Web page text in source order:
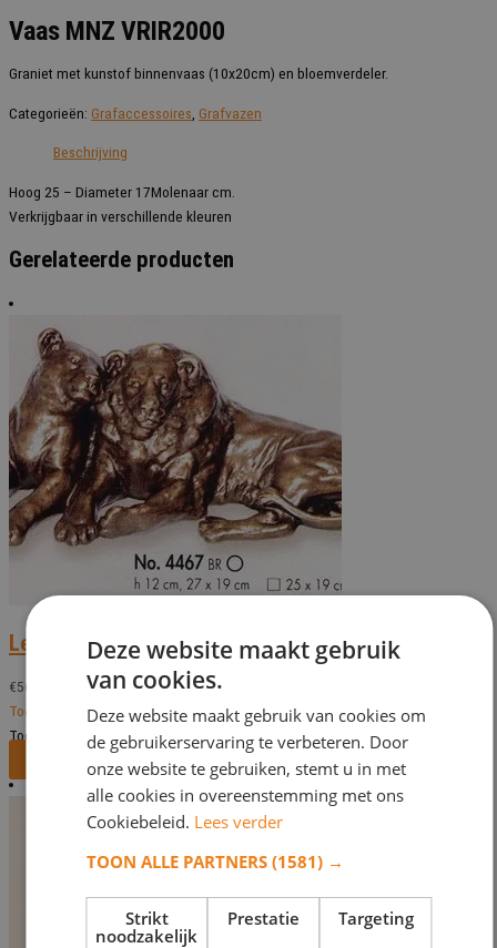
Vaas MNZ VRIR2000
Graniet met kunstof binnenvaas (10x20cm) en bloemverdeler.
Categorieën: Grafaccessoires Grafvazen
Beschrijving
Hoog 25 – Diameter 17Molenaar cm.
Verkrijgbaar in verschillende kleuren
Gerelateerde producten
Leeuwenpaar PL 4467
€569,00
Toevoegen aan verlanglijst
Toevoegen aan verlanglijst
Bekijk dit monument
Deze website maakt gebruik
van cookies.
Deze website maakt gebruik van cookies om
de gebruikerservaring te verbeteren. Door
onze website te gebruiken, stemt u in met
alle cookies in overeenstemming met ons
Cookiebeleid. Lees verder
TOON ALLE PARTNERS(1581) →
Strikt
noodzakelijk
Prestatie Targeting